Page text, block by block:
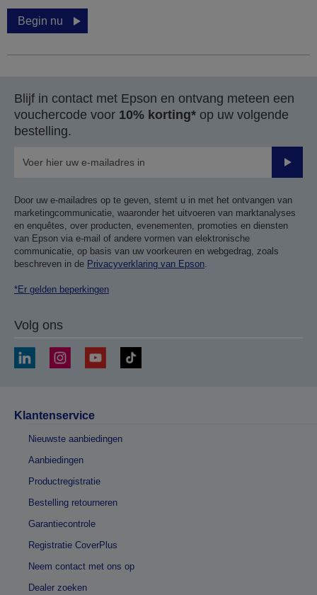
Begin nu
Blijf in contact met Epson en ontvang meteen een
vouchercode voor 10% korting* op uw volgende
bestelling.
Door uw e-mailadres op te geven, stemt u in met het ontvangen van
marketingcommunicatie, waaronder het uitvoeren van marktanalyses
en enquêtes, over producten, evenementen, promoties en diensten
van Epson via e-mail of andere vormen van elektronische
communicatie, op basis van uw voorkeuren en webgedrag, zoals
beschreven in de Privacyverklaring van Epson.
*Er gelden beperkingen
Volg ons
Klantenservice
Nieuwste aanbiedingen
Aanbiedingen
Productregistratie
Bestelling retourneren
Garantiecontrole
Registratie CoverPlus
Neem contact met ons op
Dealer zoeken